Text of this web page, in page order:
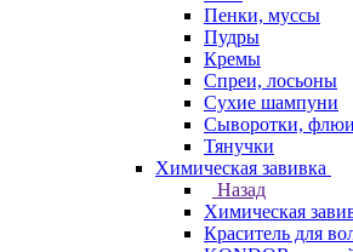
Пенки, муссы
Пудры
Кремы
Спреи, лосьоны
Сухие шампуни
Сыворотки,
Тянучки
Химическая завивка
Назад
Химическая
Краситель для